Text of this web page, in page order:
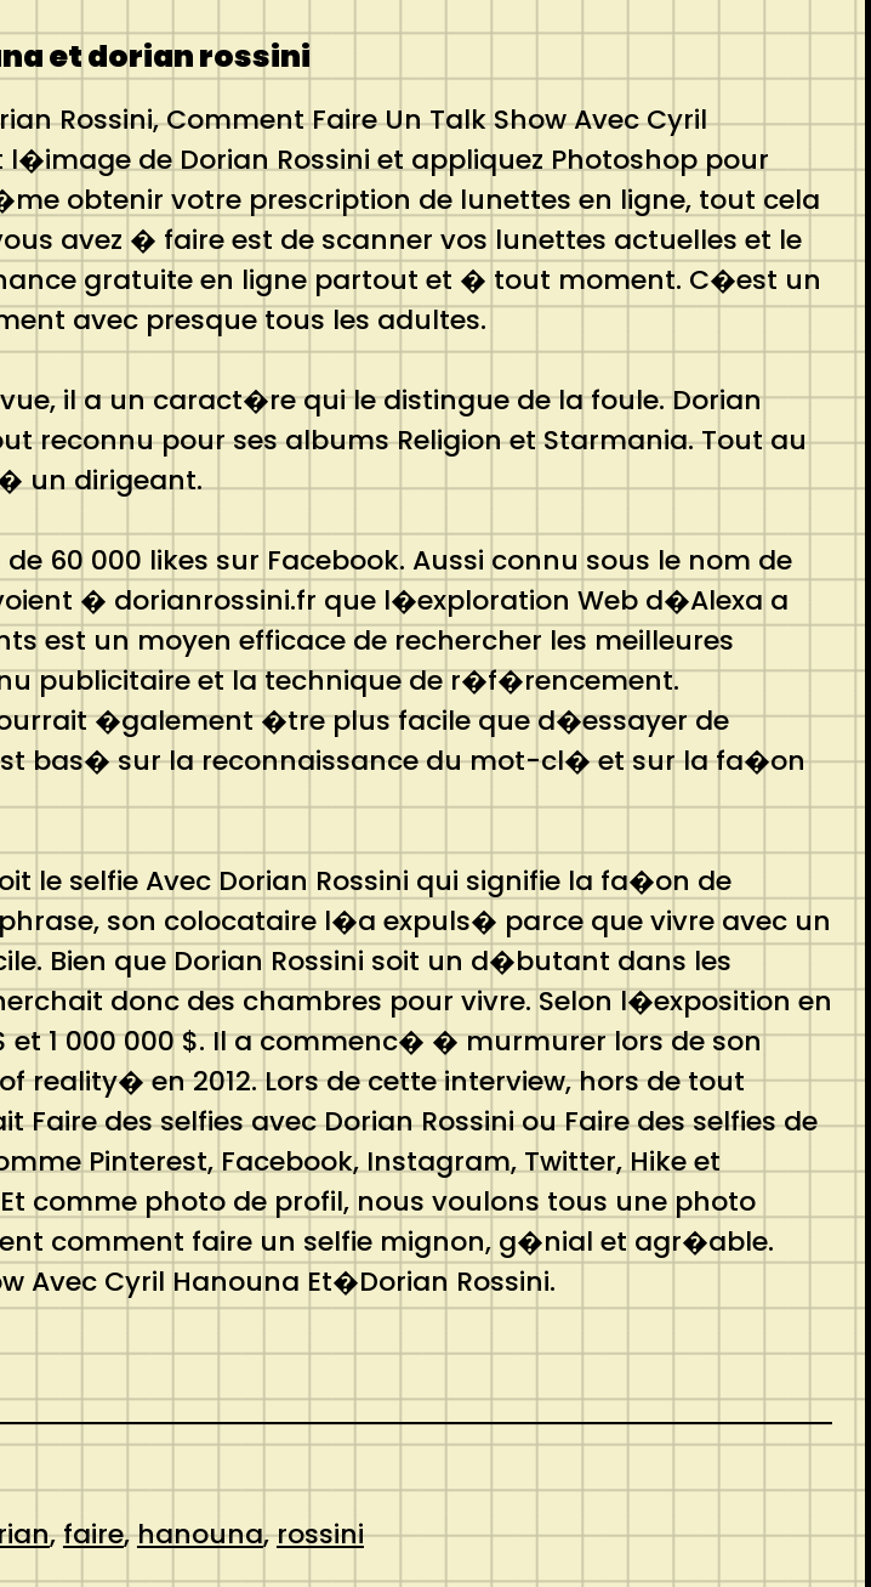
et dorian rossini
Rossini, Comment Faire Un Talk Show Avec Cyril
de Dorian Rossini et appliquez Photoshop pour
obtenir votre prescription de lunettes en ligne, tout cela
avez � faire est de scanner vos lunettes actuelles et le
gratuite en ligne partout et � tout moment. C�est un
avec presque tous les adultes.
il a un caract�re qui le distingue de la foule. Dorian
reconnu pour ses albums Religion et Starmania. Tout au
un dirigeant.
60 000 likes sur Facebook. Aussi connu sous le nom de
� dorianrossini.fr que l�exploration Web d�Alexa a
est un moyen efficace de rechercher les meilleures
publicitaire et la technique de r�f�rencement.
�galement �tre plus facile que d�essayer de
bas� sur la reconnaissance du mot-cl� et sur la fa�on
le selfie Avec Dorian Rossini qui signifie la fa�on de
son colocataire l�a expuls� parce que vivre avec un
Bien que Dorian Rossini soit un d�butant dans les
donc des chambres pour vivre. Selon l�exposition en
1 000 000 $. Il a commenc� � murmurer lors de son
en 2012. Lors de cette interview, hors de tout
des selfies avec Dorian Rossini ou Faire des selfies de
Pinterest, Facebook, Instagram, Twitter, Hike et
comme photo de profil, nous voulons tous une photo
comment faire un selfie mignon, g�nial et agr�able.
Cyril Hanouna Et�Dorian Rossini.
, faire, hanouna, rossini